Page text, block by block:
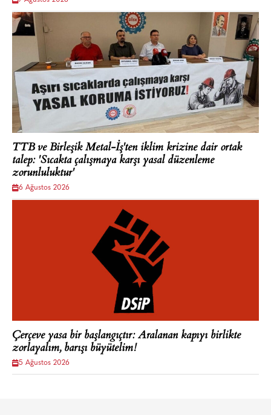
TTB ve Birleşik Metal-İş'ten iklim krizine dair ortak
talep: 'Sıcakta çalışmaya karşı yasal düzenleme
zorunluluktur'
6 Ağustos 2026
Çerçeve yasa bir başlangıçtır: Aralanan kapıyı birlikte
zorlayalım, barışı büyütelim!
5 Ağustos 2026